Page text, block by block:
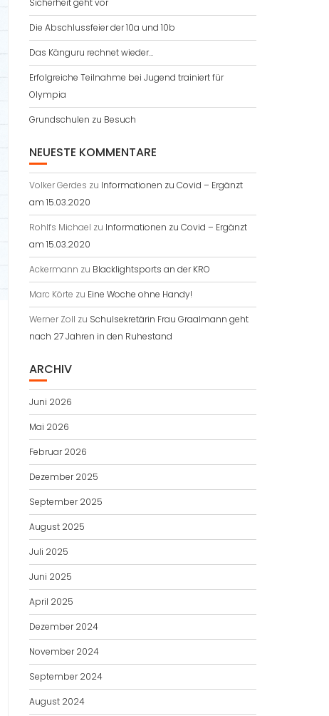
Sicherheit geht vor
Die Abschlussfeier der 10a und 10b
Das Känguru rechnet wieder…
Erfolgreiche Teilnahme bei Jugend trainiert für
Olympia
Grundschulen zu Besuch
NEUESTE KOMMENTARE
Volker Gerdes zu Informationen zu Covid – Ergänzt
am 15.03.2020
Rohlfs Michael zu Informationen zu Covid – Ergänzt
am 15.03.2020
Ackermann zu Blacklightsports an der KRO
Marc Körte zu Eine Woche ohne Handy!
Werner Zoll zu Schulsekretärin Frau Graalmann geht
nach 27 Jahren in den Ruhestand
ARCHIV
Juni 2026
Mai 2026
Februar 2026
Dezember 2025
September 2025
August 2025
Juli 2025
Juni 2025
April 2025
Dezember 2024
November 2024
September 2024
August 2024